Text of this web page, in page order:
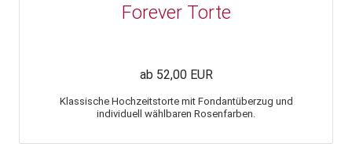
Forever Torte
ab 52,00 EUR
Klassische Hochzeitstorte mit Fondantüberzug und
individuell wählbaren Rosenfarben.